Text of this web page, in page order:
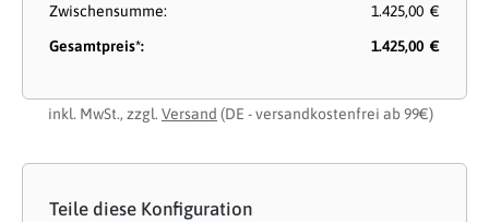
Zwischensumme:
1.425,00 €
Gesamtpreis*:
1.425,00 €
inkl. MwSt., zzgl. Versand (DE - versandkostenfrei ab 99€)
Teile diese Konfiguration